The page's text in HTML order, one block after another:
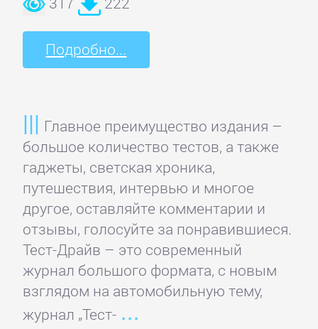
Подробно...
Главное преимущество издания –
большое количество тестов, а также
гаджеты, светская хроника,
путешествия, интервью и многое
другое, оставляйте комментарии и
отзывы, голосуйте за понравившиеся.
Тест-Драйв – это современный
журнал большого формата, с новым
взглядом на автомобильную тему,
журнал „Тест-
Культурология
Медицина
Педагогика
Политика,
политология
Прочая
образовательная